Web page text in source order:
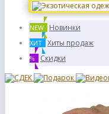
NEW Новинки
ХИТ Хиты продаж
% Скидки